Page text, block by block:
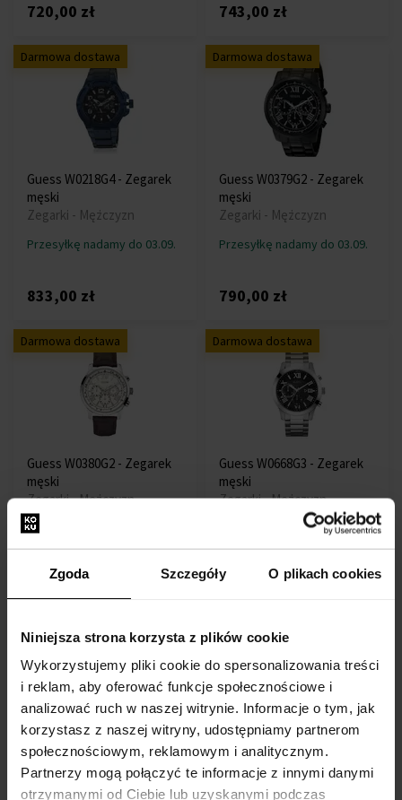
Zgoda Szczegóły O plikach cookies
Niniejsza strona korzysta z plików cookie
Wykorzystujemy pliki cookie do spersonalizowania treści
i reklam, aby oferować funkcje społecznościowe i
analizować ruch w naszej witrynie. Informacje o tym, jak
korzystasz z naszej witryny, udostępniamy partnerom
społecznościowym, reklamowym i analitycznym.
Partnerzy mogą połączyć te informacje z innymi danymi
otrzymanymi od Ciebie lub uzyskanymi podczas
720,00 zł 743,00 zł
Darmowa dostawa
Guess W0218G4 - Zegarek
męski
Zegarki - Mężczyzn
Przesyłkę nadamy do 03.09.
833,00 zł
Darmowa dostawa
Guess W0379G2 - Zegarek
męski
Zegarki - Mężczyzn
Przesyłkę nadamy do 03.09.
790,00 zł
Darmowa dostawa
Guess W0380G2 - Zegarek
męski
Zegarki - Mężczyzn
Przesyłkę nadamy do 03.09.
790,00 zł
Darmowa dostawa
Guess W0668G3 - Zegarek
męski
Zegarki - Mężczyzn
Przesyłkę nadamy do 03.09.
650,00 zł
Guess W0379G5 - Zegarek
męski
Zegarki - Mężczyzn
Guess W0668G1 - Zegarek
Zegarki - Mężczyzn